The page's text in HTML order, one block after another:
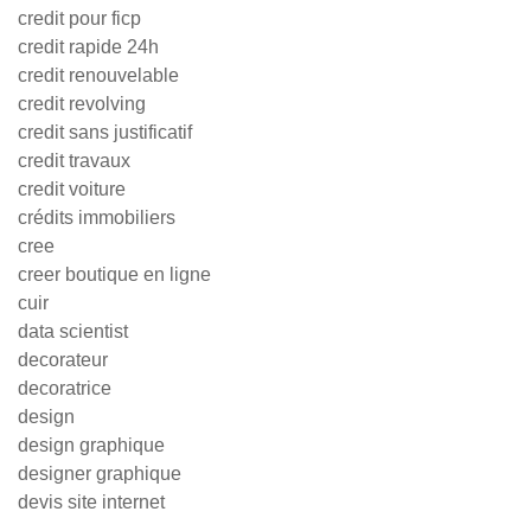
credit pour ficp
credit rapide 24h
credit renouvelable
credit revolving
credit sans justificatif
credit travaux
credit voiture
crédits immobiliers
cree
creer boutique en ligne
cuir
data scientist
decorateur
decoratrice
design
design graphique
designer graphique
devis site internet